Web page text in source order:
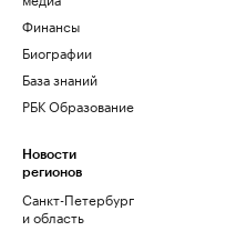
Финансы
Биографии
База знаний
РБК Образование
Новости
регионов
Санкт-Петербург
и область